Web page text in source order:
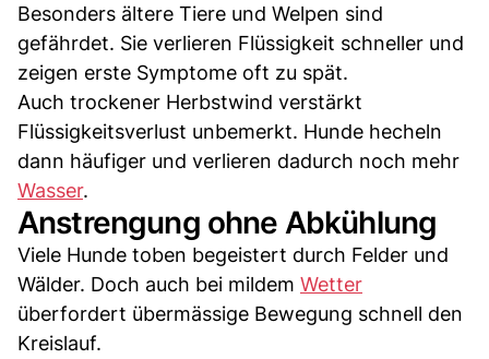
Besonders ältere Tiere und Welpen sind
gefährdet. Sie verlieren Flüssigkeit schneller und
zeigen erste Symptome oft zu spät.
Auch trockener Herbstwind verstärkt
Flüssigkeitsverlust unbemerkt. Hunde hecheln
dann häufiger und verlieren dadurch noch mehr
Wasser.
Anstrengung ohne Abkühlung
Viele Hunde toben begeistert durch Felder und
Wälder. Doch auch bei mildem Wetter
überfordert übermässige Bewegung schnell den
Kreislauf.